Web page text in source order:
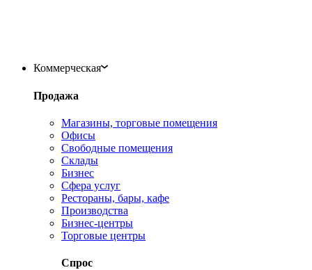
Коммерческая
Продажа
Магазины, торговые помещения
Офисы
Свободные помещения
Склады
Бизнес
Сфера услуг
Рестораны, бары, кафе
Производства
Бизнес-центры
Торговые центры
Спрос